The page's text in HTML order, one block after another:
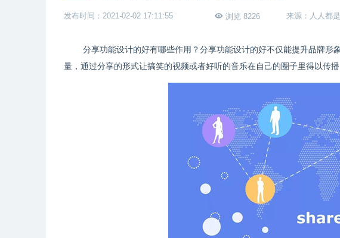
发布时间：2021-02-02 17:11:55 浏览 8226 来源：人人都
分享功能设计的好有哪些作用？分享功能设计的好不仅能提升品牌
量，通过分享的形式让搞笑的视频或者好听的音乐在自己的圈子里得以传播